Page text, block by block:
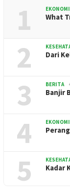
1 What
2 Dari
3 BERITA
Banjir
4
5 Kadar